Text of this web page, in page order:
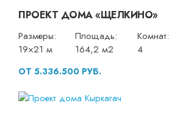
ПРОЕКТ ДОМА «ЩЕЛКИНО»
Размеры:
19×21 м
Площадь:
164,2 м2
Комнат:
4
ОТ 5.336.500 РУБ.